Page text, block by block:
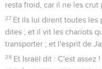
resta froid, car il ne les crut
27 Et ils lui dirent toutes les
dites ; et il vit les chariots
transporter ; et l'esprit de
28 Et Israël dit : C'est assez